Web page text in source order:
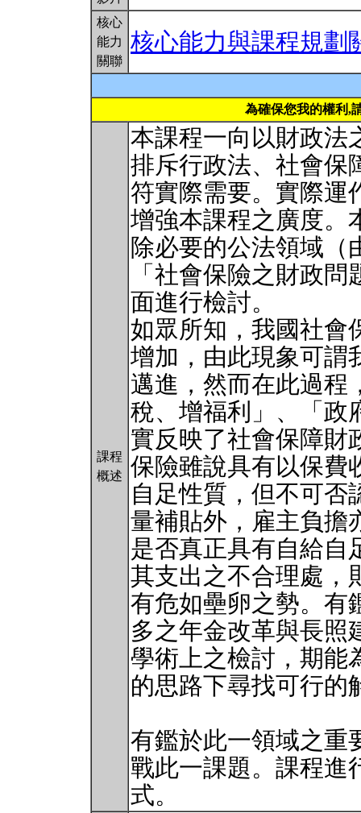
核心
能力
關聯
核心能力與課程規劃
為確保您我的權利,
課程
概述
本課程一向以財政法
排斥行政法、社會保
符實際需要。實際運
增強本課程之廣度。
除必要的公法領域（
「社會保險之財政
面進行檢討。
如眾所知，我國社會
增加，由此現象可謂
邁進，然而在此過程
稅、增福利」、「政
實反映了社會保障財
保險雖說具有以保費
自足性質，但不可否
量補貼外，雇主負擔
是否真正具有自給自
其支出之不合理處，
有危如壘卵之勢。有
多之年金改革與長照
學術上之檢討，期能
的思路下尋找可行的
有鑑於此一領域之重
戰此一課題。課程
式。